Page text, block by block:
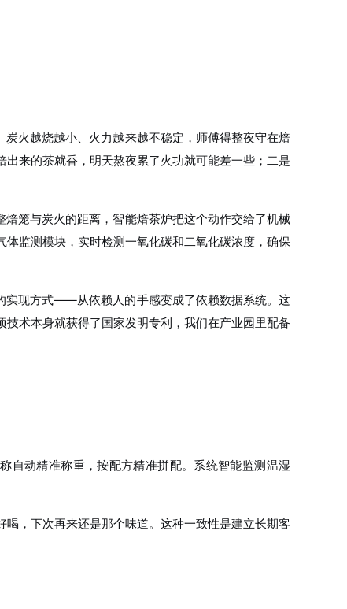
火越烧越小、火力越来越不稳定，师傅得整夜守在焙
来的茶就香，明天熬夜累了火功就可能差一些；二是
笼与炭火的距离，智能焙茶炉把这个动作交给了机械
监测模块，实时检测一氧化碳和二氧化碳浓度，确保
实现方式——从依赖人的手感变成了依赖数据系统。这
术本身就获得了国家发明专利，我们在产业园里配备
自动精准称重，按配方精准拼配。系统智能监测温湿
，下次再来还是那个味道。这种一致性是建立长期客